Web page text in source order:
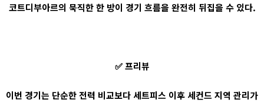
코트디부아르의 묵직한 한 방이 경기 흐름을 완전히 뒤집을 수 있다.
✅ 프리뷰
이번 경기는 단순한 전력 비교보다 세트피스 이후 세컨드 지역 관리가